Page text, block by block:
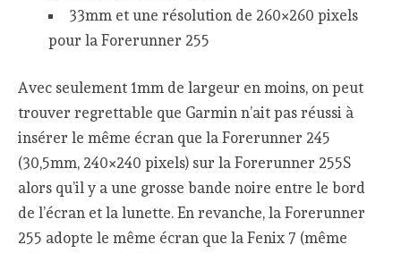
33mm et une résolution de 260×260 pixels
pour la Forerunner 255
Avec seulement 1mm de largeur en moins, on peut
trouver regrettable que Garmin n’ait pas réussi à
insérer le même écran que la Forerunner 245
(30,5mm, 240×240 pixels) sur la Forerunner 255S
alors qu’il y a une grosse bande noire entre le bord
de l’écran et la lunette. En revanche, la Forerunner
255 adopte le même écran que la Fenix 7 (même